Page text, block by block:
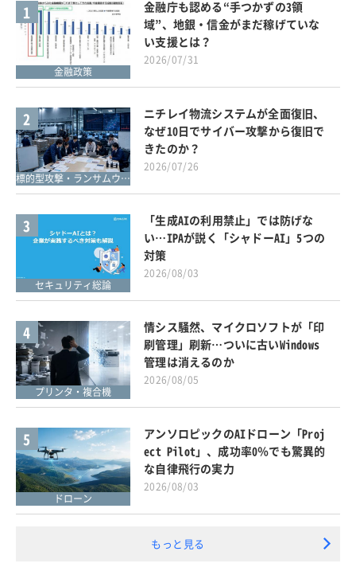
1
金融政策
金融庁も認める“手つかずの3領
域”、地銀・信金がまだ稼げていな
い支援とは？
2026/07/31
2
標的型攻撃・ランサムウェア対策
ニチレイ物流システムが全面復旧、
なぜ10日でサイバー攻撃から復旧で
きたのか？
2026/07/26
3
セキュリティ総論
「生成AIの利用禁止」では防げな
い…IPAが説く「シャドーAI」5つの
対策
2026/08/03
4
プリンタ・複合機
情シス騒然、マイクロソフトが「印
刷管理」刷新…ついに古いWindows
管理は消えるのか
2026/08/05
5
ドローン
アンソロピックのAIドローン「Proj
ect Pilot」、成功率0％でも驚異的
な自律飛行の実力
2026/08/03
もっと見る